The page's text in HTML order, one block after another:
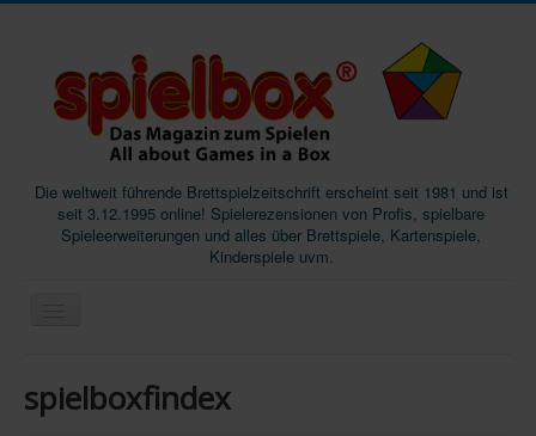
Die weltweit führende Brettspielzeitschrift erscheint seit 1981 und ist
seit 3.12.1995 online! Spielerezensionen von Profis, spielbare
Spieleerweiterungen und alles über Brettspiele, Kartenspiele,
Kinderspiele uvm.
Magazine
spielboxfindex